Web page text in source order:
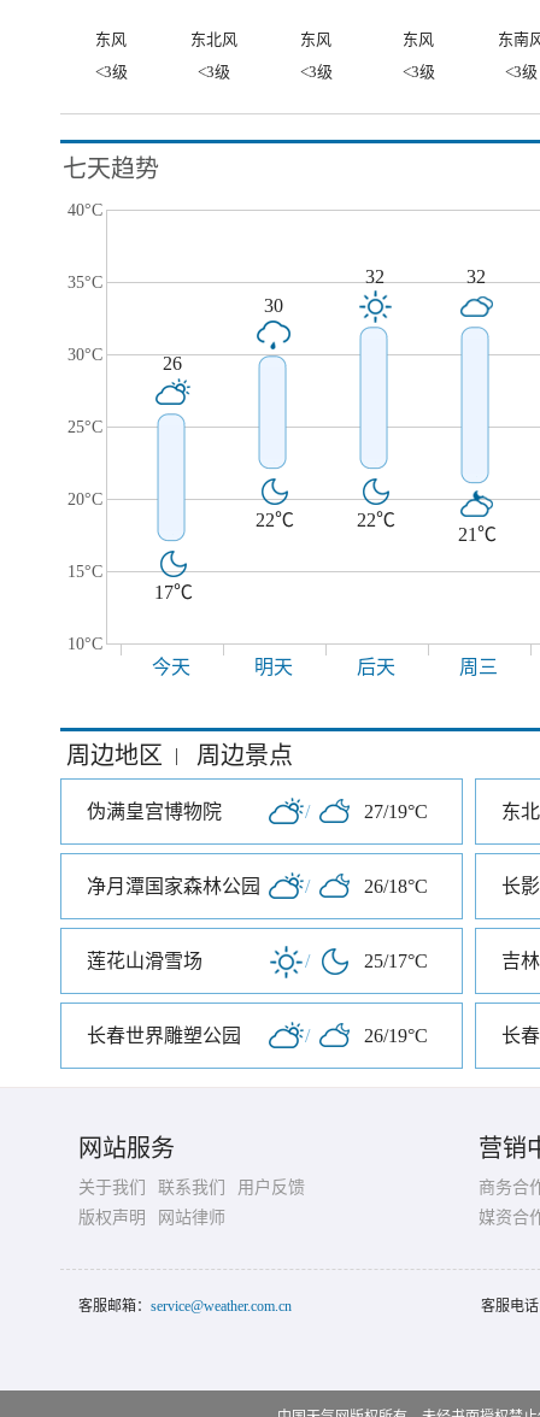
东风 东北风 东风 东风
东南
<3级
<3级 <3级 <3级 <3级
七天趋势
40°C
35°C
30°C
25°C
20°C
15°C
10°C
26
17℃
30
22℃
32
22℃
32
21℃
今天 明天 后天 周三
周边地区 | 周边景点
伪满皇宫博物院 / 27/19°C 东
净月潭国家森林公园 / 26/18°C 长
莲花山滑雪场 / 25/17°C 吉
长春世界雕塑公园 / 26/19°C 长
网站服务
关于我们 联系我们
用户反馈
版权声明
网站律师
营销
商务合
媒资合
客服邮箱： service@weather.com.cn 客服电